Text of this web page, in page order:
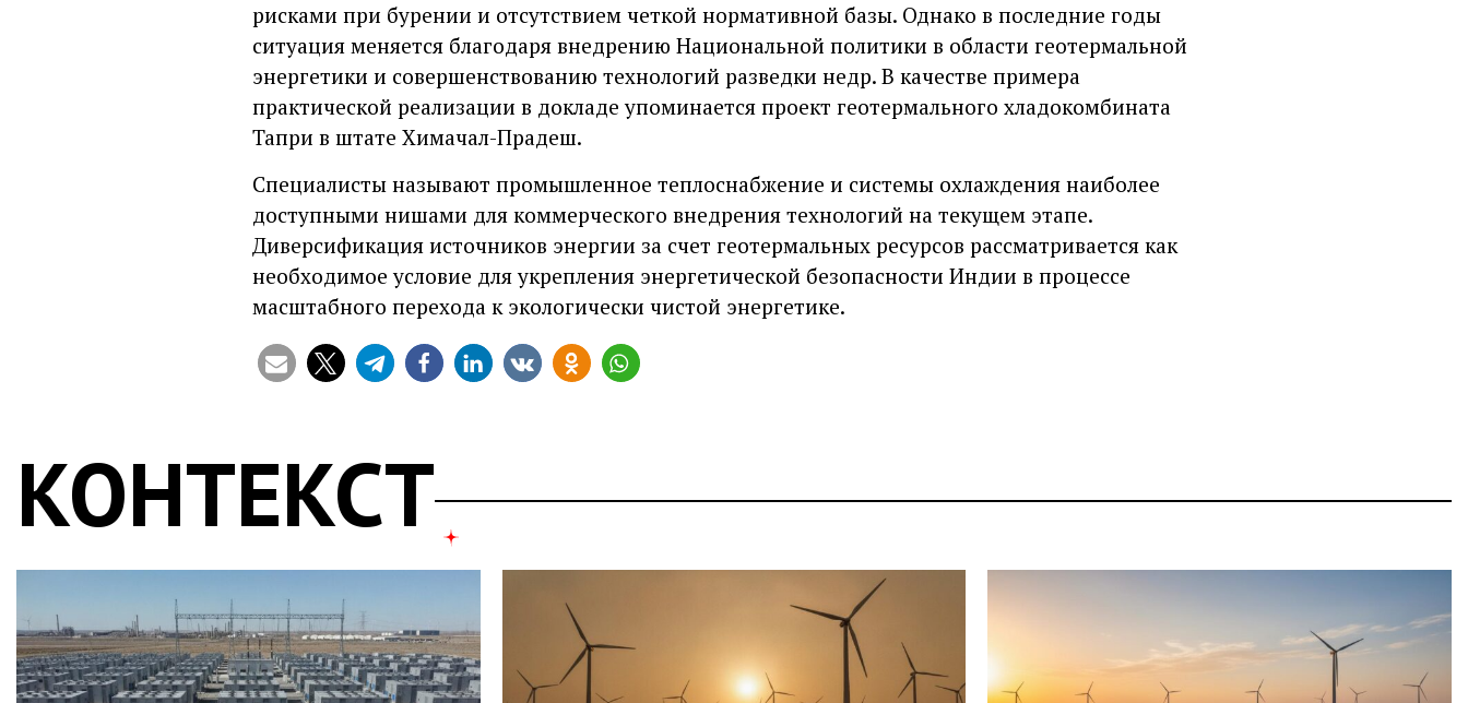
рисками при бурении и отсутствием четкой нормативной базы. Однако в последние годы
ситуация меняется благодаря внедрению Национальной политики в области геотермальной
энергетики и совершенствованию технологий разведки недр. В качестве примера
практической реализации в докладе упоминается проект геотермального хладокомбината
Тапри в штате Химачал-Прадеш.
Специалисты называют промышленное теплоснабжение и системы охлаждения наиболее
доступными нишами для коммерческого внедрения технологий на текущем этапе.
Диверсификация источников энергии за счет геотермальных ресурсов рассматривается как
необходимое условие для укрепления энергетической безопасности Индии в процессе
масштабного перехода к экологически чистой энергетике.
КОНТЕКСТ